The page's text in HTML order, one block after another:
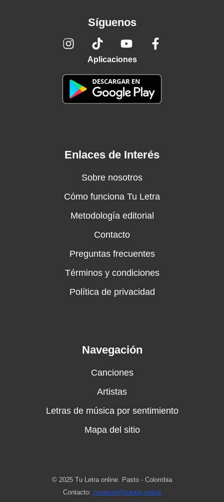
Síguenos
Aplicaciones
Enlaces de Interés
Sobre nosotros
Cómo funciona Tu Letra
Metodología editorial
Contacto
Preguntas frecuentes
Términos y condiciones
Política de privacidad
Navegación
Canciones
Artistas
Letras de música por sentimiento
Mapa del sitio
© 2025 Tu Letra online. Pasto - Colombia
Contacto: contacto@tuletra.online